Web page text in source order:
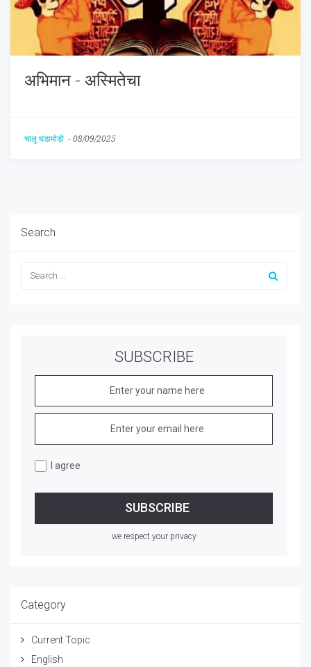
अभिमान - अस्मितेचा
चालू घडामोडी - 08/09/2025
Search
SUBSCRIBE
I agree
we respect your privacy
Category
Current Topic
English